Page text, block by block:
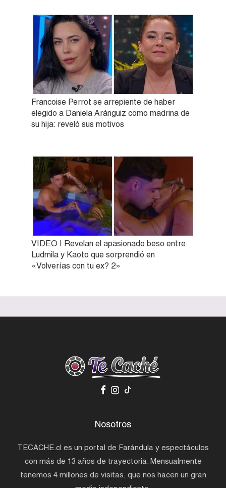
Francoise Perrot se arrepiente de haber
elegido a Daniela Aránguiz como madrina de
su hija: reveló sus motivos
VIDEO | Revelan el apasionado beso entre
Ludmila y Kaoto que sorprendió en
«Volverías con tu ex? 2»
Nosotros
TECACHE.cl es un portal de Farándula y espectáculos
con más de 13 años de trayectoria. Mensualmente
tenemos 4 millones de visitas, que nos hacen un gran